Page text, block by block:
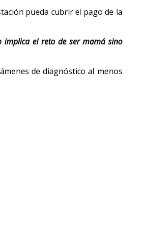
pueda cubrir el pago de la
implica el reto de ser mamá sino
de diagnóstico al menos